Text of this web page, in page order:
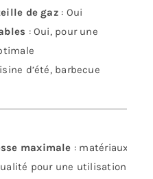
de gaz: Oui
: Oui, pour une
d’été, barbecue
maximale : matériaux
pour une utilisation